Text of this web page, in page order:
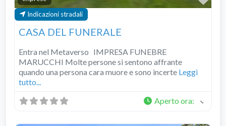
Indicazioni stradali
CASA DEL FUNERALE
Entra nel Metaverso IMPRESA FUNEBRE
MARUCCHI Molte persone si sentono affrante
quando una persona cara muore e sono incerte Leggi
tutto...
Aperto ora: